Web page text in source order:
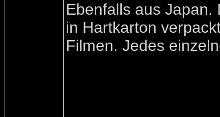
Ebenfalls aus Japan.
in Hartkarton
Filmen. Jedes